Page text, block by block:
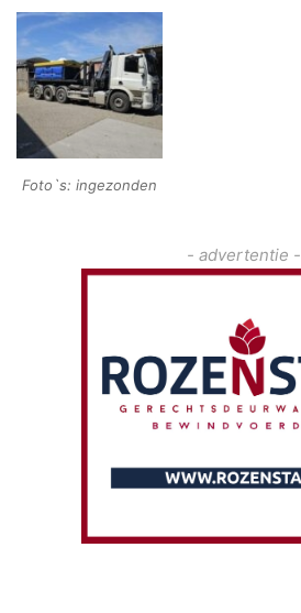
Foto`s: ingezonden
- advertentie -